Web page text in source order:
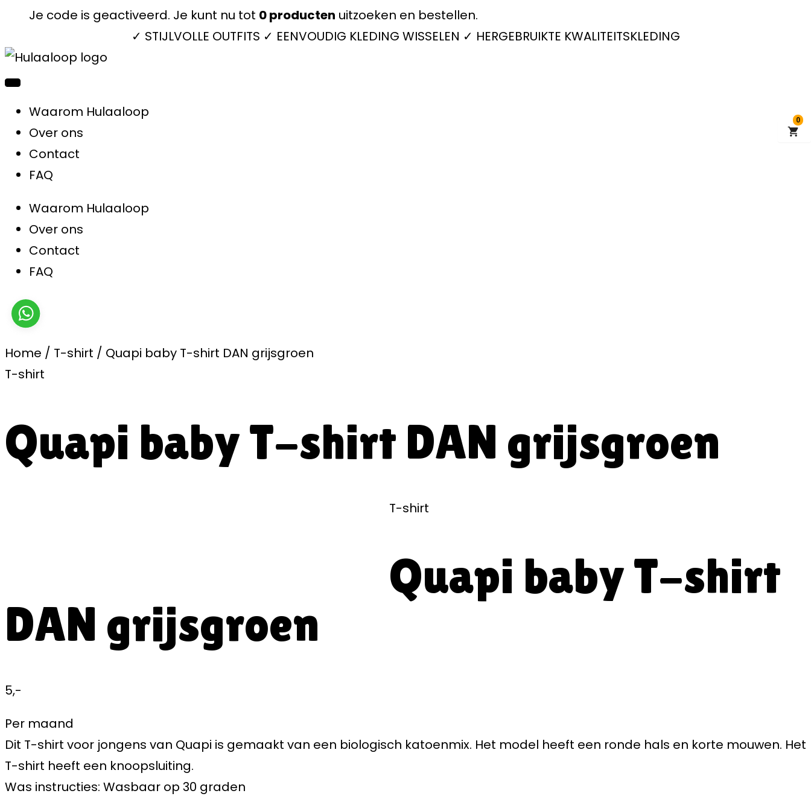
Je code is geactiveerd. Je kunt nu tot 0producten uitzoeken en bestellen.
✓ STIJLVOLLE OUTFITS ✓ EENVOUDIG KLEDING WISSELEN ✓ HERGEBRUIKTE KWALITEITSKLEDING
Waarom Hulaaloop
Over ons
Contact
FAQ
Waarom Hulaaloop
Over ons
Contact
FAQ
Home / T-shirt / Quapi baby T-shirt DAN grijsgroen
T-shirt
Quapi baby T-shirt DAN grijsgroen
T-shirt
Quapi baby T-shirt
DAN grijsgroen
5,-
Per maand
Dit T-shirt voor jongens van Quapi is gemaakt van een biologisch katoenmix. Het model heeft een ronde hals en korte mouwen. Het
T-shirt heeft een knoopsluiting.
Was instructies: Wasbaar op 30 graden
0